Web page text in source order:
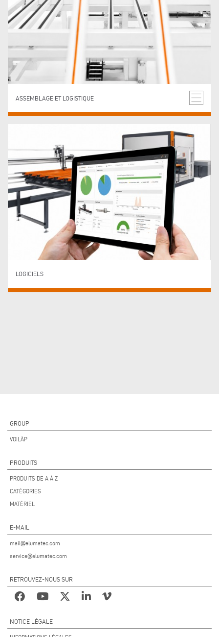
ASSEMBLAGE ET LOGISTIQUE
LOGICIELS
GROUP
VOILÀP
PRODUITS
PRODUITS DE A À Z
CATÉGORIES
MATÉRIEL
E-MAIL
mail@elumatec.com
service@elumatec.com
RETROUVEZ-NOUS SUR
NOTICE LÉGALE